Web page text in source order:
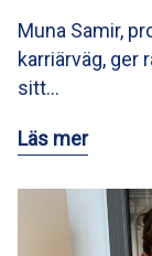
Muna Samir,
karriärväg, ger
sitt…
Läs mer